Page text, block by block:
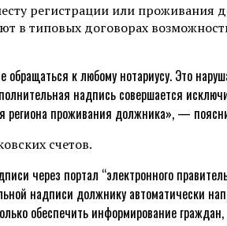
регистрации или проживания
в типовых договорах
к любому нотариусу. Это
надпись совершается
региона проживания должника», —
счетов.
через портал “электронного
надписи должнику автоматически
обеспечить информирование